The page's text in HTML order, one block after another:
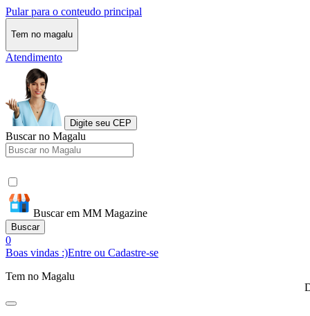
Pular para o conteudo principal
Tem no magalu
Atendimento
Digite seu CEP
Buscar no Magalu
Buscar em MM Magazine
Buscar
0
Boas vindas :)Entre ou Cadastre-se
Tem no Magalu